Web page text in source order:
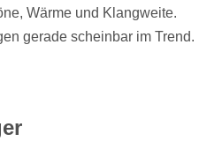
Wärme und Klangweite.
gerade scheinbar im Trend.